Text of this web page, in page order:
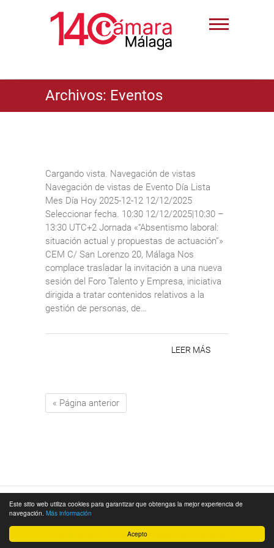
Acepto
Este sitio web utiliza cookies para garantizar que obtengas la mejor experiencia de
navegación. Más información
Archivos: Eventos
Cargando vista. Navegación de vistas
Navegación de vistas de Evento Día Lista
Mes Día Hoy 2025-12-12 12/12/2025
Seleccionar fecha. 10:30 12/12/2025|10:30 –
13:30 UTC+2 Jornada «“Absentismo laboral:
situación actual y propuestas de actuación”»
CEM C/ San Lorenzo 20, Málaga Nos
complace trasladar la invitación a una nueva
sesión del Foro Talento y Empresa, iniciativa
dirigida a tratar contenidos relativos a la
gestión de personas, de…
LEER MÁS
« Página anterior
© 2026Cámara de Comercio de Málaga|
Contacto|